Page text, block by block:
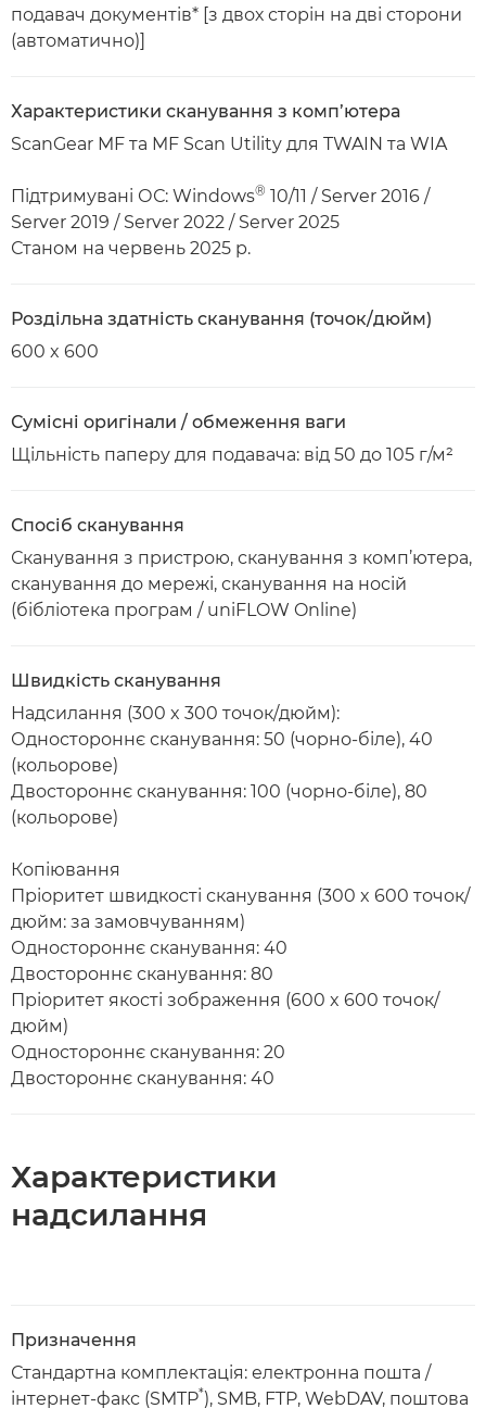
подавач документів* [з двох сторін на дві сторони
(автоматично)]
Характеристики сканування з комп’ютера
ScanGear MF та MF Scan Utility для TWAIN та WIA
Підтримувані ОС: Windows® 10/11 / Server 2016 /
Server 2019 / Server 2022 / Server 2025
Станом на червень 2025 р.
Роздільна здатність сканування (точок/дюйм)
600 x 600
Сумісні оригінали / обмеження ваги
Щільність паперу для подавача: від 50 до 105 г/м²
Спосіб сканування
Сканування з пристрою, сканування з комп’ютера,
сканування до мережі, сканування на носій
(бібліотека програм / uniFLOW Online)
Швидкість сканування
Надсилання (300 x 300 точок/дюйм):
Одностороннє сканування: 50 (чорно-біле), 40
(кольорове)
Двостороннє сканування: 100 (чорно-біле), 80
(кольорове)
Копіювання
Пріоритет швидкості сканування (300 x 600 точок/
дюйм: за замовчуванням)
Одностороннє сканування: 40
Двостороннє сканування: 80
Пріоритет якості зображення (600 x 600 точок/
дюйм)
Одностороннє сканування: 20
Двостороннє сканування: 40
Характеристики
надсилання
Призначення
Стандартна комплектація: електронна пошта /
інтернет-факс (SMTP*), SMB, FTP, WebDAV, поштова